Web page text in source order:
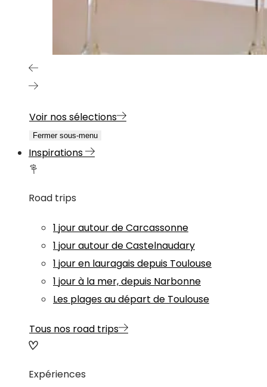
Voir nos sélections
Fermer sous-menu
Inspirations
Road trips
1 jour autour de Carcassonne
1 jour autour de Castelnaudary
1 jour en lauragais depuis Toulouse
1 jour à la mer, depuis Narbonne
Les plages au départ de Toulouse
Tous nos road trips
Expériences